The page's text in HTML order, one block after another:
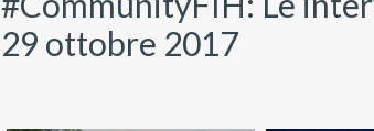
29 ottobre 2017